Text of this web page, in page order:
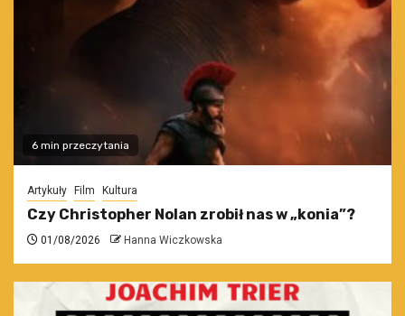
6 min przeczytania
Artykuły Film Kultura
Czy Christopher Nolan zrobił nas w „konia”?
01/08/2026 Hanna Wiczkowska